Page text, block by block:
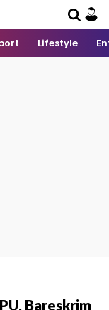
Lifestyle
Bareskrim